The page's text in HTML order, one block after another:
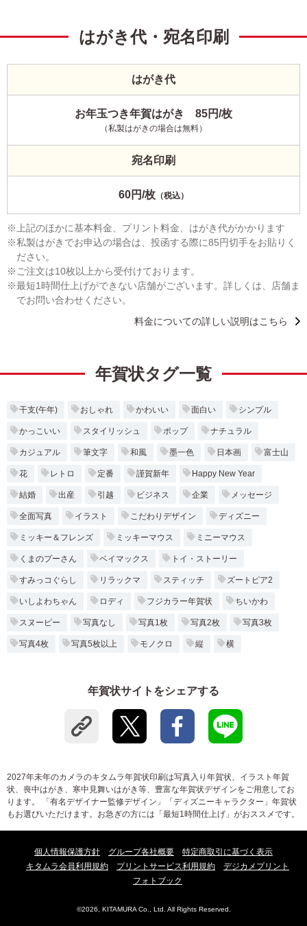
はがき代・宛名印刷
はがき代
お年玉つき年賀はがき 85円/枚
（私製はがきの場合は無料）
宛名印刷
60円/枚 （税込）
上記のほかに基本料金、プリント料金、はがき代がかかります
私製はがきでお申込の場合は、投函する際に85円切手をお貼りく
ださい。
ご注文は10枚以上から受付けております。
最短1時間仕上げができない店舗がございます。詳しくは、店舗ま
でお問い合わせください。
料金についての詳しい説明はこちら
年賀状タグ一覧
干支(午年) おしゃれ かわいい 面白い シンプル
かっこいい スタイリッシュ ポップ ナチュラル
カジュアル 筆文字 和風 墨一色 日本画 富士山
花 レトロ 定番 謹賀新年 Happy New Year
結婚 出産 引越 ビジネス 企業 メッセージ
全面写真 イラスト こだわりデザイン ディズニー
ミッキー＆フレンズ ミッキーマウス ミニーマウス
くまのプーさん ベイマックス トイ・ストーリー
すみっコぐらし リラックマ スティッチ ズートピア2
いしよわちゃん ロディ フジカラー年賀状 ちいかわ
スヌーピー 写真なし 写真1枚 写真2枚 写真3枚
写真4枚 写真5枚以上 モノクロ 縦 横
年賀状サイトをシェアする
2027年未年のカメラのキタムラ年賀状印刷は写真入り年賀状、イラスト年賀
状、喪中はがき、寒中見舞いはがき等、豊富な年賀状デザインをご用意してお
ります。 「有名デザイナー監修デザイン」「ディズニーキャラクター」年賀状
もお選びいただけます。お急ぎの方には「最短1時間仕上げ」がおススメです。
個人情報保護方針 グループ各社概要
特定商取引に基づく表示
キタムラ会員利用規約
プリントサービス利用規約
デジカメプリント
フォトブック
©2026, KITAMURA Co., Ltd. All Rights Reserved.